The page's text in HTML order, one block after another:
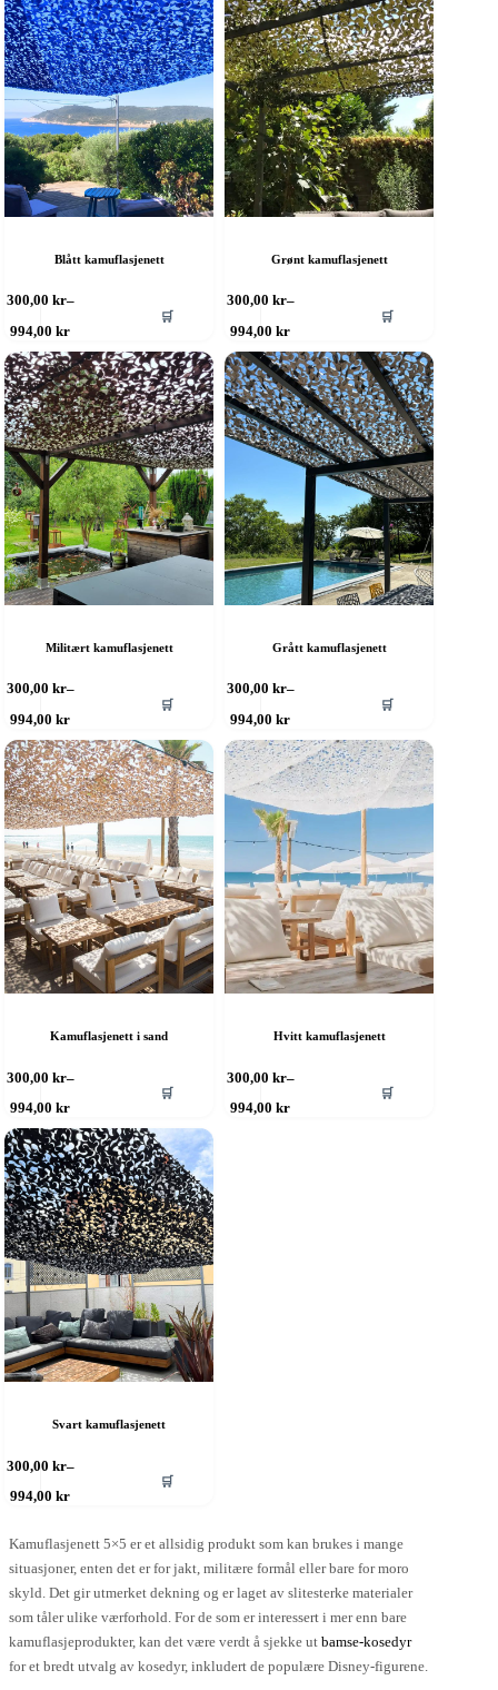
Blått kamuflasjenett
300,00 kr–
994,00kr
Prisområde:
300,00 kr
til
994,00 kr
🛒
Grønt kamuflasjenett
300,00 kr–
994,00kr
Prisområde:
300,00 kr
til
994,00 kr
🛒
Dette
flere
varianter.
Alternativene
kan
velges
på
produktsiden
Militært kamuflasjenett
300,00 kr–
994,00kr
Prisområde:
300,00 kr
til
994,00 kr
🛒
Grått kamuflasjenett
300,00 kr–
994,00kr
Prisområde:
300,00 kr
til
994,00 kr
🛒
Dette
flere
varianter.
Alternativene
kan
på
produktsiden
Kamuflasjenett i sand
300,00 kr–
994,00kr
Prisområde:
300,00 kr
til
994,00 kr
🛒
Hvitt kamuflasjenett
300,00 kr–
994,00kr
Prisområde:
300,00 kr
🛒
Dette
flere
varianter.
Alternativene
kan
velges
på
produktsiden
Svart kamuflasjenett
300,00 kr–
994,00kr
Prisområde:
300,00 kr
994,00 kr
🛒
Kamuflasjenett 5×5 er et allsidig produkt som kan brukes i mange
situasjoner, enten det er for jakt, militære formål eller bare for moro
skyld. Det gir utmerket dekning og er laget av slitesterke materialer
som tåler ulike værforhold. For de som er interessert i mer enn bare
kamuflasjeprodukter, kan det være verdt å sjekke ut bamse-kosedyr
for et bredt utvalg av kosedyr, inkludert de populære Disney-figurene.